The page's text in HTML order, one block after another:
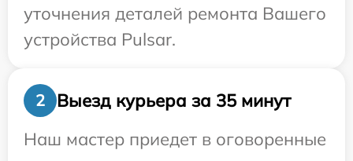
уточнения деталей ремонта Вашего
устройства Pulsar.
2
Выезд курьера за 35 минут
Наш мастер приедет в оговоренные